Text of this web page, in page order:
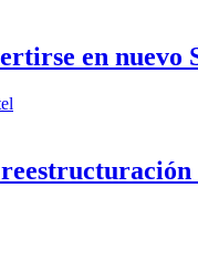
en nuevo